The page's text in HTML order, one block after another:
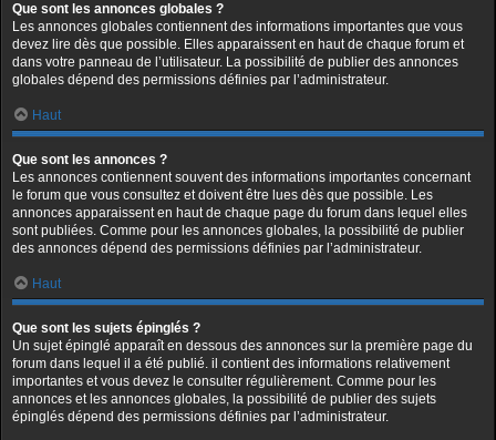
Que sont les annonces globales ?
Les annonces globales contiennent des informations importantes que vous
devez lire dès que possible. Elles apparaissent en haut de chaque forum et
dans votre panneau de l’utilisateur. La possibilité de publier des annonces
globales dépend des permissions définies par l’administrateur.
Haut
Que sont les annonces ?
Les annonces contiennent souvent des informations importantes concernant
le forum que vous consultez et doivent être lues dès que possible. Les
annonces apparaissent en haut de chaque page du forum dans lequel elles
sont publiées. Comme pour les annonces globales, la possibilité de publier
des annonces dépend des permissions définies par l’administrateur.
Haut
Que sont les sujets épinglés ?
Un sujet épinglé apparaît en dessous des annonces sur la première page du
forum dans lequel il a été publié. il contient des informations relativement
importantes et vous devez le consulter régulièrement. Comme pour les
annonces et les annonces globales, la possibilité de publier des sujets
épinglés dépend des permissions définies par l’administrateur.